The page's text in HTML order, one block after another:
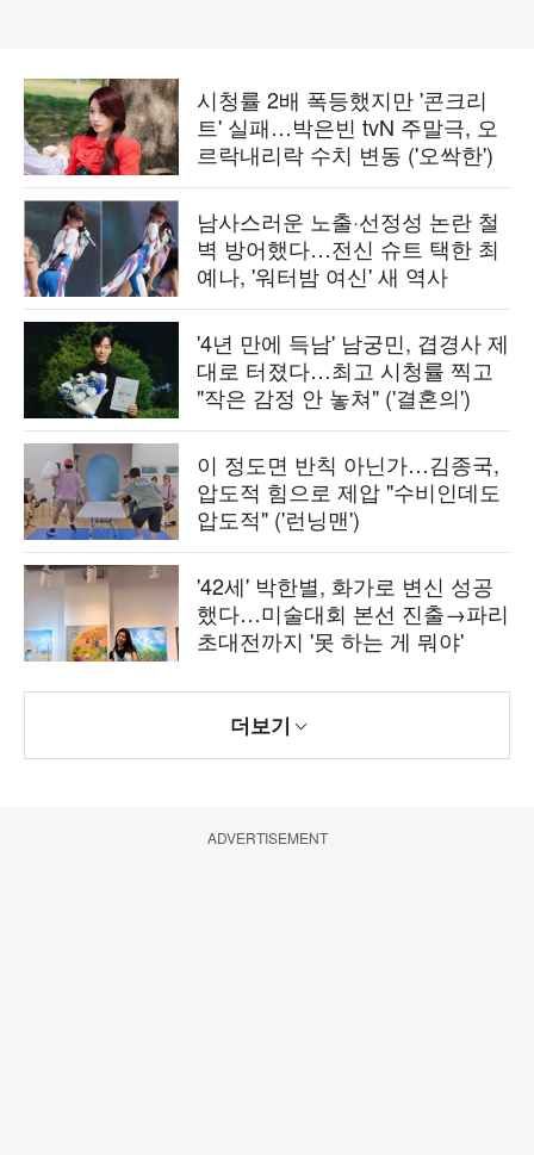
시청률 2배 폭등했지만 '콘크리
트' 실패…박은빈 tvN 주말극, 오
르락내리락 수치 변동 ('오싹한')
남사스러운 노출·선정성 논란 철
벽 방어했다…전신 슈트 택한 최
예나, '워터밤 여신' 새 역사
'4년 만에 득남' 남궁민, 겹경사 제
대로 터졌다…최고 시청률 찍고
"작은 감정 안 놓쳐" ('결혼의')
이 정도면 반칙 아닌가…김종국,
압도적 힘으로 제압 "수비인데도
압도적" ('런닝맨')
'42세' 박한별, 화가로 변신 성공
했다…미술대회 본선 진출→파리
초대전까지 '못 하는 게 뭐야'
더보기
ADVERTISEMENT